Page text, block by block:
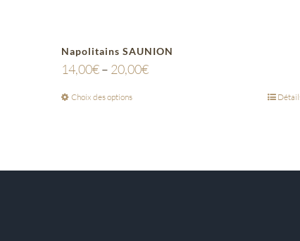
Napolitains SAUNION
14,00€– 20,00€
Choix des options